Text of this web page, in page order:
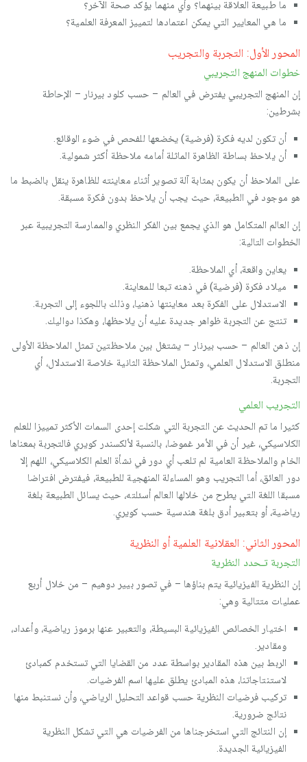
ما طبيعة العلاقة بينهما؟ وأي منهما يؤكد صحة الآخر؟
ما هي المعايير التي يمكن اعتمادها لتمييز المعرفة العلمية؟
المحور الأول: التجربة والتجريب
خطوات المنهج التجريبي
إن المنهج التجريبي يفترض في العالم – حسب كلود بيرنار – الإحاطة
بشرطين:
أن تكون لديه فكرة (فرضية) يخضعها للفحص في ضوء الوقائع.
أن يلاحظ بساطة الظاهرة الماثلة أمامه ملاحظة أكثر شمولية.
على الملاحظ أن يكون بمثابة آلة تصوير أثناء معاينته للظاهرة ينقل بالضبط ما
هو موجود في الطبيعة، حيث يجب أن يلاحظ بدون فكرة مسبقة.
إن العالم المتكامل هو الذي يجمع بين الفكر النظري والممارسة التجريبية عبر
الخطوات التالية:
يعاين واقعة، أي الملاحظة.
ميلاد فكرة (فرضية) في ذهنه تبعا للمعاينة.
الاستدلال على الفكرة بعد معاينتها ذهنيا، وذلك باللجوء إلى التجربة.
تنتج عن التجربة ظواهر جديدة عليه أن يلاحظها، وهكذا دواليك.
إن ذهن العالم – حسب بيرنار – يشتغل بين ملاحظتين تمثل الملاحظة الأولى
منطلق الاستدلال العلمي، وتمثل الملاحظة الثانية خلاصة الاستدلال، أي
التجربة.
التجريب العلمي
كثيرا ما تم الحديث عن التجربة التي شكلت إحدى السمات الأكثر تمييزا للعلم
الكلاسيكي، غير أن في الأمر غموضا، بالنسبة لألكسندر كويري فالتجربة بمعناها
الخام والملاحظة العامية لم تلعب أي دور في نشأة العلم الكلاسيكي، اللهم إلا
دور العائق، أما التجريب وهو المساءلة المنهجية للطبيعة، فيفترض افتراضا
مسبقا اللغة التي يطرح من خلالها العالم أسئلته، حيث يسائل الطبيعة بلغة
رياضية، أو بتعبير أدق بلغة هندسية حسب كويري.
المحور الثاني: العقلانية العلمية أو النظرية
التجربة تـحدد النظرية
إن النظرية الفيزيائية يتم بناؤها – في تصور بيير دوهيم – من خلال أربع
عمليات متتالية وهي:
اختيار الخصائص الفيزيائية البسيطة، والتعبير عنها برموز رياضية، وأعداد،
ومقادير.
الربط بين هذه المقادير بواسطة عدد من القضايا التي تستخدم كمبادئ
لاستنتاجاتنا، هذه المبادئ يطلق عليها اسم الفرضيات.
تركيب فرضيات النظرية حسب قواعد التحليل الرياضي، وأن نستنبط منها
نتائج ضرورية.
إن النتائج التي استخرجناها من الفرضيات هي التي تشكل النظرية
الفيزيائية الجديدة.